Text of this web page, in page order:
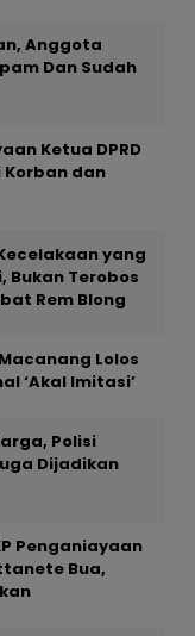
Anggota
Dan Sudah
Ketua DPRD
Korban dan
yang
Bukan Terobos
Rem Blong
Lolos
‘Akal Imitasi’
Polisi
Dijadikan
Penganiayaan
Bua,